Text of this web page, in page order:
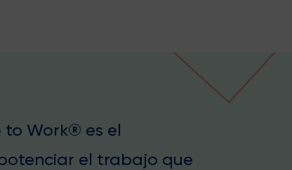
Work® es el
el trabajo que